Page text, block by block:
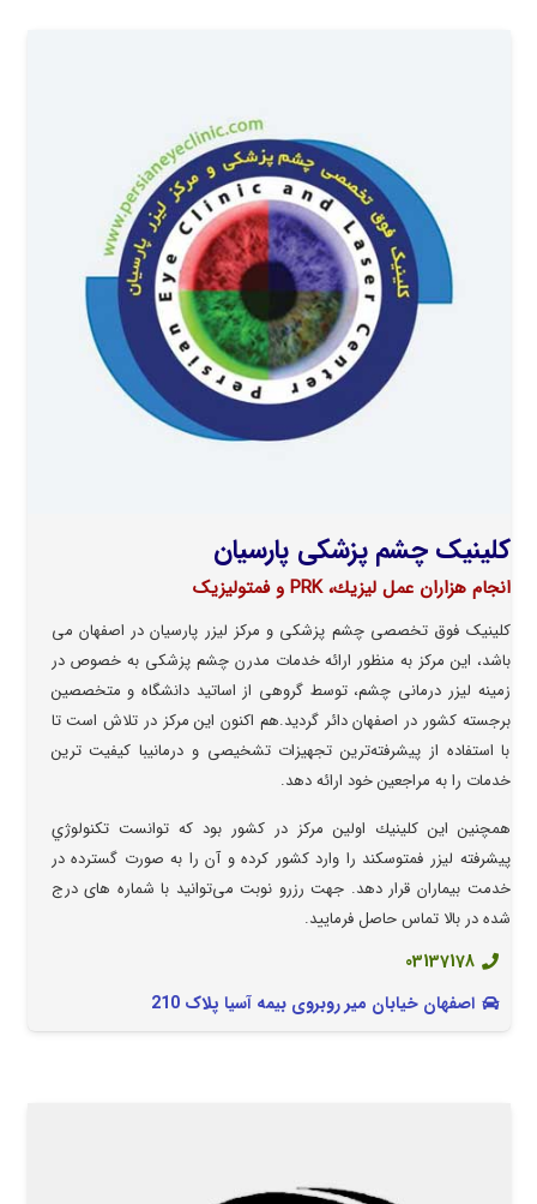
کلینیک چشم پزشکی پارسیان
انجام هزاران عمل ليزيك، PRK و فمتولیزیک
کلینیک فوق تخصصی چشم پزشکی و مرکز لیزر پارسیان در اصفهان می
باشد، این مرکز به منظور ارائه خدمات مدرن چشم پزشکی به خصوص در
زمینه لیزر درمانی چشم، توسط گروهی از اساتید دانشگاه و متخصصین
برجسته کشور در اصفهان دائر گردید.هم اکنون این مرکز در تلاش است تا
با استفاده از پیشرفته‌ترین تجهیزات تشخیصی و درمانیبا کیفیت ترین
خدمات را به مراجعین خود ارائه دهد.
همچنین اين كلينيك اولین مرکز در کشور بود که توانست تکنولوژي
پيشرفته لیزر فمتوسکند را وارد کشور کرده و آن را به صورت گسترده در
خدمت بیماران قرار دهد. جهت رزرو نوبت می‌توانید با شماره های درج
شده در بالا تماس حاصل فرمایید.
03137178
اصفهان خیابان میر روبروی بیمه آسیا پلاک 210